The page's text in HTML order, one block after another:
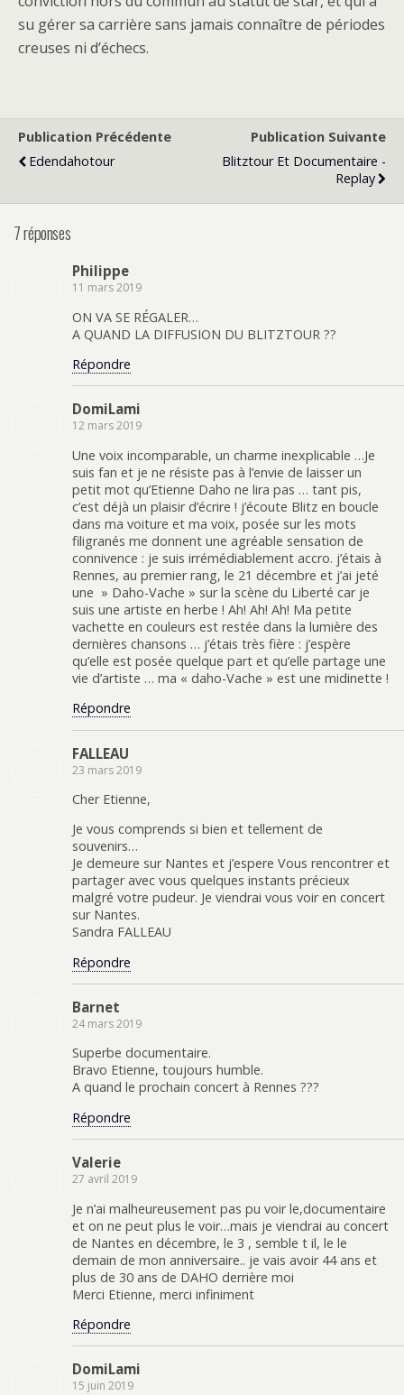
su gérer sa carrière sans jamais connaître de périodes
creuses ni d’échecs.
Publication Précédente
Edendahotour
Publication Suivante
Blitztour Et Documentaire -
Replay
7 réponses
Philippe
11 mars 2019
ON VA SE RÉGALER…
A QUAND LA DIFFUSION DU BLITZTOUR ??
Répondre
DomiLami
12 mars 2019
Une voix incomparable, un charme inexplicable …Je
suis fan et je ne résiste pas à l’envie de laisser un
petit mot qu’Etienne Daho ne lira pas … tant pis,
c’est déjà un plaisir d’écrire ! j’écoute Blitz en boucle
dans ma voiture et ma voix, posée sur les mots
filigranés me donnent une agréable sensation de
connivence : je suis irrémédiablement accro. j’étais à
Rennes, au premier rang, le 21 décembre et j’ai jeté
une » Daho-Vache » sur la scène du Liberté car je
suis une artiste en herbe ! Ah! Ah! Ah! Ma petite
vachette en couleurs est restée dans la lumière des
dernières chansons … j’étais très fière : j’espère
qu’elle est posée quelque part et qu’elle partage une
vie d’artiste … ma « daho-Vache » est une midinette !
Répondre
FALLEAU
23 mars 2019
Cher Etienne,
Je vous comprends si bien et tellement de
souvenirs…
Je demeure sur Nantes et j’espere Vous rencontrer et
partager avec vous quelques instants précieux
malgré votre pudeur. Je viendrai vous voir en concert
sur Nantes.
Sandra FALLEAU
Répondre
Barnet
24 mars 2019
Superbe documentaire.
Bravo Etienne, toujours humble.
A quand le prochain concert à Rennes ???
Répondre
Valerie
27 avril 2019
Je n’ai malheureusement pas pu voir le,documentaire
et on ne peut plus le voir…mais je viendrai au concert
de Nantes en décembre, le 3 , semble t il, le le
demain de mon anniversaire.. je vais avoir 44 ans et
plus de 30 ans de DAHO derrière moi
Merci Etienne, merci infiniment
Répondre
DomiLami
15 juin 2019